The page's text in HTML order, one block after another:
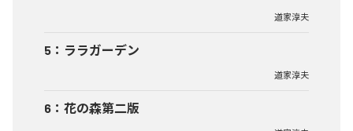
道家淳夫
5 ： ララガーデン
道家淳夫
6 ： 花の森第二版